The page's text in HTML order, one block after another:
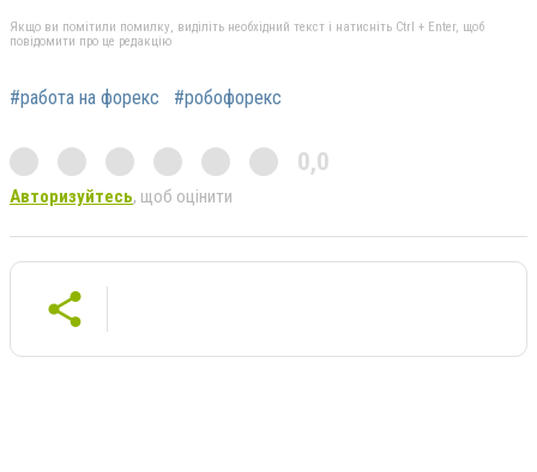
Якщо ви помітили помилку, виділіть необхідний текст і натисніть Ctrl + Enter, щоб
повідомити про це редакцію
#работа на форекс #робофорекс
0,0
Авторизуйтесь, щоб оцінити